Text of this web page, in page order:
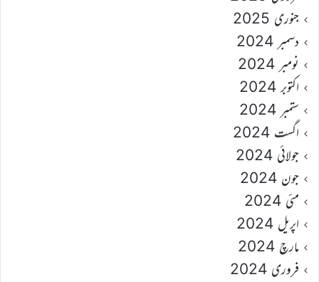
جنوری 2025
دسمبر 2024
نومبر 2024
اکتوبر 2024
ستمبر 2024
اگست 2024
جولائی 2024
جون 2024
مئی 2024
اپریل 2024
مارچ 2024
فروری 2024